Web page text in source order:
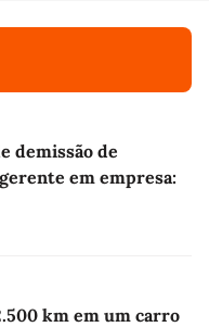
demissão de
em empresa:
km em um carro